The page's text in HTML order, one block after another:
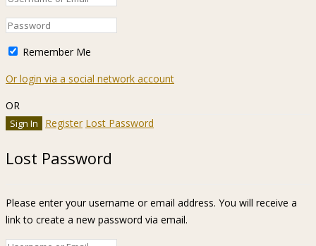
Remember Me
Or login via a social network account
OR
Register Lost Password
Lost Password
Please enter your username or email address. You will receive a
link to create a new password via email.